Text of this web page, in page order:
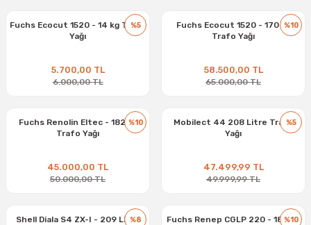
%5
Fuchs Ecocut 1520 - 14 kg Trafo
Yağı
5.700,00 TL
6.000,00 TL
%10
Fuchs Ecocut 1520 - 170 kg
Trafo Yağı
58.500,00 TL
65.000,00 TL
%10
Fuchs Renolin Eltec - 182 kg
Trafo Yağı
45.000,00 TL
50.000,00 TL
%5
Mobilect 44 208 Litre Trafo
Yağı
47.499,99 TL
49.999,99 TL
%8
Shell Diala S4 ZX-I - 209 Litre
%10
Fuchs Renep CGLP 220 - 180 kg